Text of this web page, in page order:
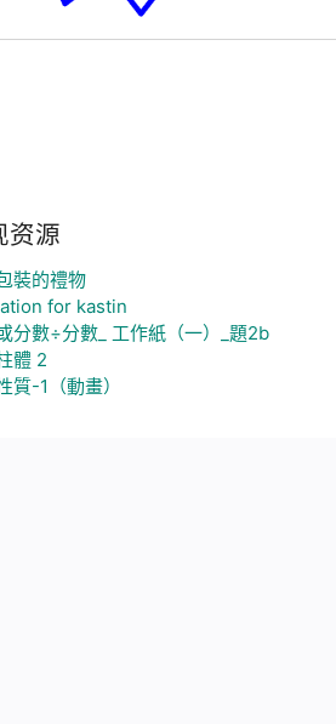
资源
裝的禮物
for kastin
分數÷分數_ 工作紙（一）_題2b
體 2
質-1（動畫）